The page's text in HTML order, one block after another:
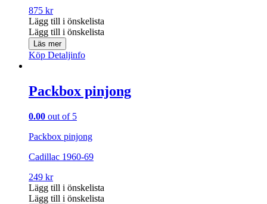
875 kr
Lägg till i önskelista
Lägg till i önskelista
Läs mer
Köp Detaljinfo
Packbox pinjong
0.00 out of 5
Packbox pinjong
Cadillac 1960-69
249 kr
Lägg till i önskelista
Lägg till i önskelista